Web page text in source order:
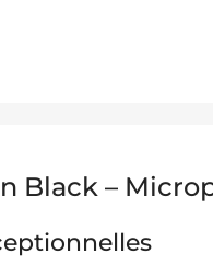
Black –